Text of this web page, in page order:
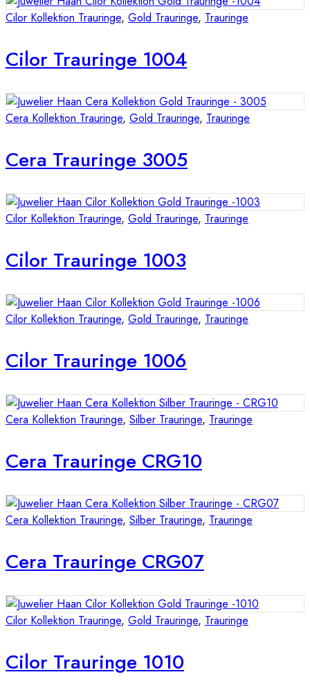
Cilor Kollektion Trauringe, Gold Trauringe, Trauringe
Cilor Trauringe 1004
Cera Kollektion Trauringe, Gold Trauringe, Trauringe
Cera Trauringe 3005
Cilor Kollektion Trauringe, Gold Trauringe, Trauringe
Cilor Trauringe 1003
Cilor Kollektion Trauringe, Gold Trauringe, Trauringe
Cilor Trauringe 1006
Cera Kollektion Trauringe, Silber Trauringe, Trauringe
Cera Trauringe CRG10
Cera Kollektion Trauringe, Silber Trauringe, Trauringe
Cera Trauringe CRG07
Cilor Kollektion Trauringe, Gold Trauringe, Trauringe
Cilor Trauringe 1010